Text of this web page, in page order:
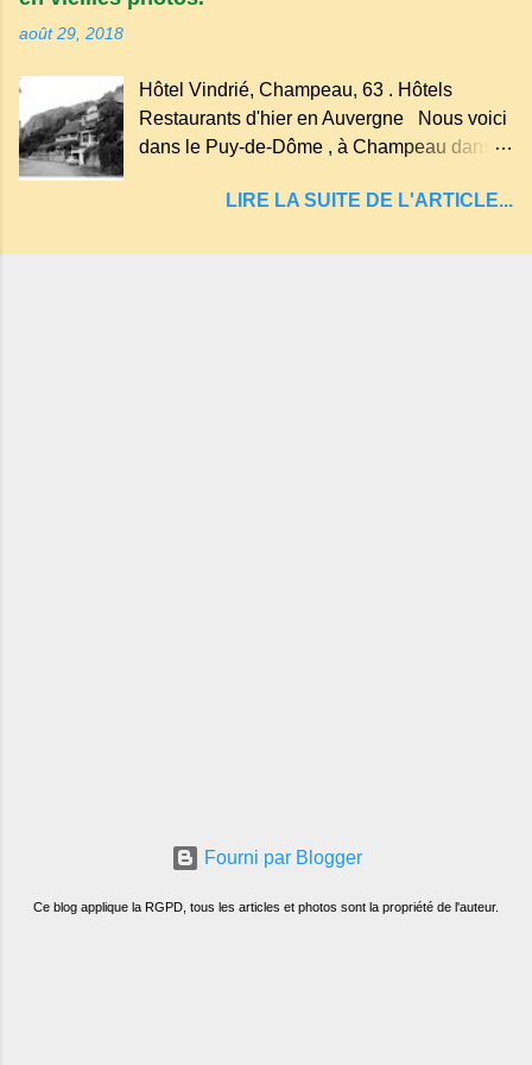
"sans fond" et en forme d'entonnoir
entraînant vers les entrailles de la terre, les
malheureux qui s'approchaient trop de
août 29, 2018
Hôtel Vindrié, Champeau, 63 . Hôtels
Restaurants d'hier en Auvergne Nous voici
dans le Puy-de-Dôme , à Champeau dans
Servant . L'Hôtel-Restaurant Vindrié était
son jambon de pays et son poulet cocotte,
LIRE LA SUITE DE L'ARTICLE...
Fourni par Blogger
Ce blog applique la RGPD, tous les articles et photos sont la propriété de l'auteur.